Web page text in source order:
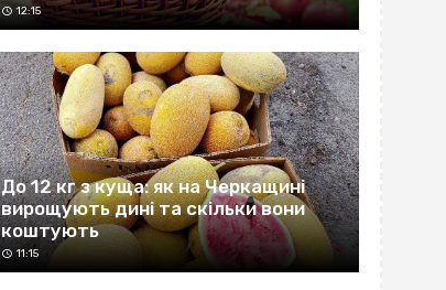
12:15
До 12 кг з куща: як на Черкащині
вирощують дині та скільки вони
коштують
11:15